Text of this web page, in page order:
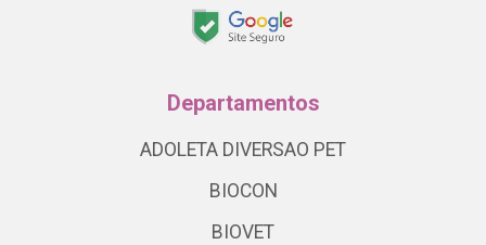
Departamentos
ADOLETA DIVERSAO PET
BIOCON
BIOVET